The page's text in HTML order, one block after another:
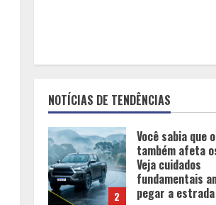
NOTÍCIAS DE TENDÊNCIAS
1
mais destroem
dos casais nem
2
Você sabia que
também afeta
Veja cuidados
fundamentais
pegar a